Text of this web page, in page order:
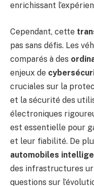
enrichissant
Cependant, cette
pas sans défis. Les
comparés à des
enjeux de
cruciales sur la
et la sécurité des
électroniques
est essentielle pour
et leur fiabilité. De
automobiles
des infrastructures
questions sur